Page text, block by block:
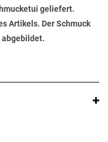
geliefert.
Artikels. Der Schmuck
abgebildet.